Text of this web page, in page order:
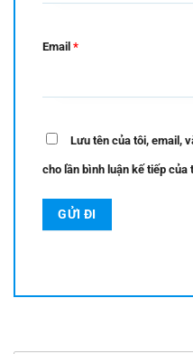
Email *
Lưu tên của tôi, email,
cho lần bình luận kế tiếp của